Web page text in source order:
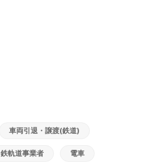
車両引退・譲渡(鉄道)
鉄軌道事業者 電車